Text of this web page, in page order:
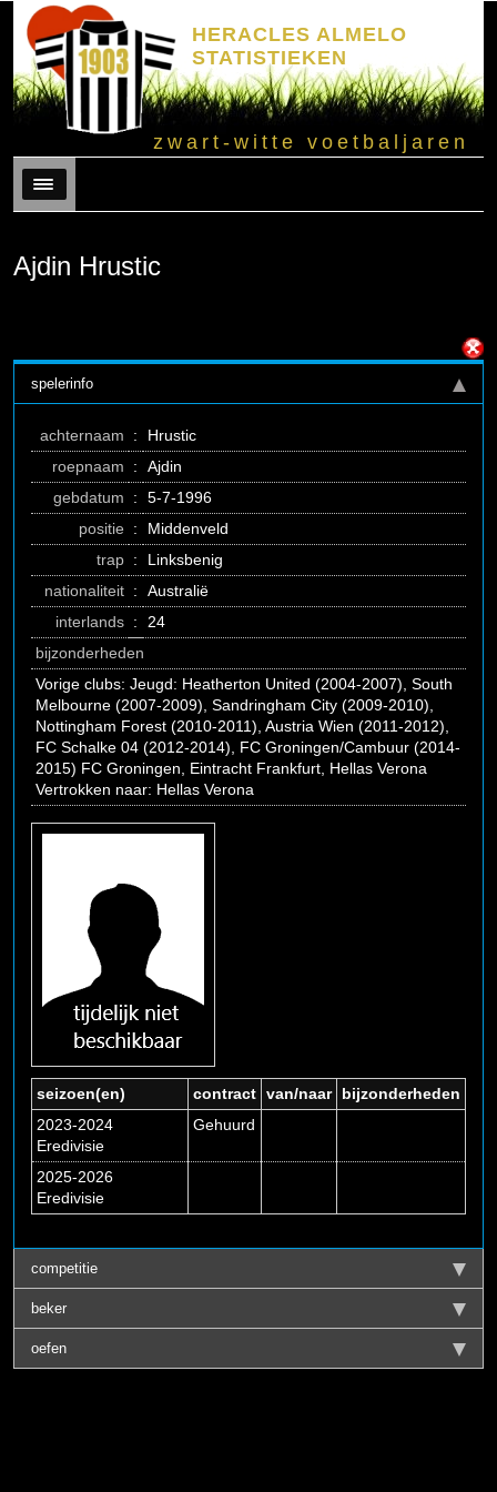
HERACLES ALMELO
STATISTIEKEN
zwart-witte voetbaljaren
Menu
Ajdin Hrustic
spelerinfo
achternaam :
Hrustic
roepnaam
:
Ajdin
gebdatum
:
5-7-1996
positie :
Middenveld
trap :
Linksbenig
nationaliteit :
Australië
interlands :
24
bijzonderheden
Vorige clubs: Jeugd: Heatherton United (2004-2007), South
Melbourne (2007-2009), Sandringham City (2009-2010),
Nottingham Forest (2010-2011), Austria Wien (2011-2012),
FC Schalke 04 (2012-2014), FC Groningen/Cambuur (2014-
2015) FC Groningen, Eintracht Frankfurt, Hellas Verona
Vertrokken naar: Hellas Verona
seizoen(en) contract van/naar
bijzonderheden
2023-2024
Eredivisie
Gehuurd
2025-2026
Eredivisie
competitie
beker
oefen